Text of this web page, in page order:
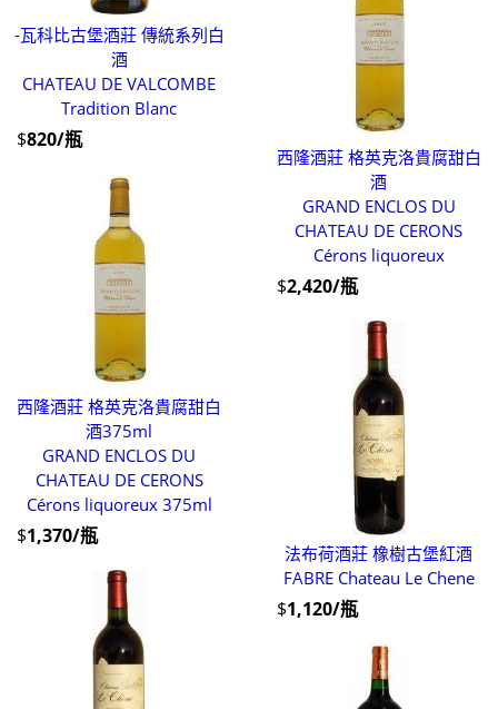
-瓦科比古堡酒莊 傳統系列白
酒
CHATEAU DE VALCOMBE
Tradition Blanc
$820/瓶
西隆酒莊 格英克洛貴腐甜白
酒
GRAND ENCLOS DU
CHATEAU DE CERONS
Cérons liquoreux
$2,420/瓶
西隆酒莊 格英克洛貴腐甜白
酒375ml
GRAND ENCLOS DU
CHATEAU DE CERONS
Cérons liquoreux 375ml
$1,370/瓶
法布荷酒莊 橡樹古堡紅酒
FABRE Chateau Le Chene
$1,120/瓶